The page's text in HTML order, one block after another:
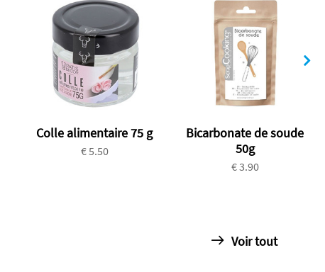
Colle alimentaire 75 g
€ 5.50
Bicarbonate de soude
50g
€ 3.90
Voir tout